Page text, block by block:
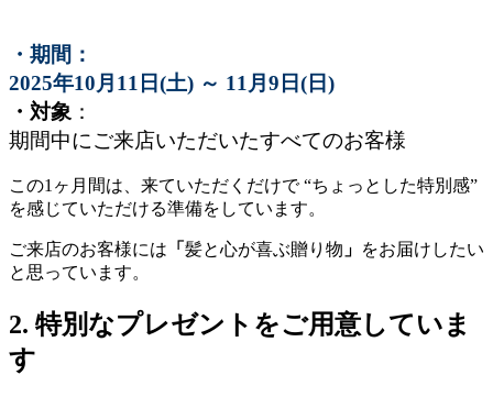
・期間 ：
2025年10月11日(土) ～ 11月9日(日)
・対象 ：
期間中にご来店いただいたすべてのお客様
この1ヶ月間は、来ていただくだけで “ちょっとした特別感”
を感じていただける準備をしています。
ご来店のお客様には 「 髪と心が喜ぶ贈り物 」 をお届けしたい
と思っています。
2. 特別なプレゼントをご用意していま
す